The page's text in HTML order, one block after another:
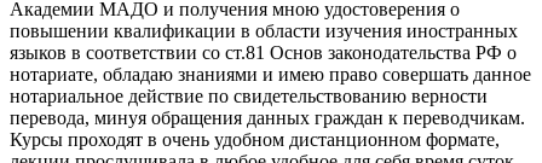
Академии МАДО и получения мною удостоверения о
повышении квалификации в области изучения иностранных
языков в соответствии со ст.81 Основ законодательства РФ о
нотариате, обладаю знаниями и имею право совершать данное
нотариальное действие по свидетельствованию верности
перевода, минуя обращения данных граждан к переводчикам.
Курсы проходят в очень удобном дистанционном формате,